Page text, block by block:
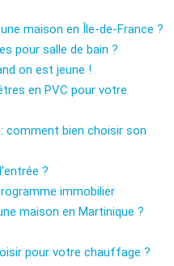
maison en Île-de-France ?
pour salle de bain ?
on est jeune !
en PVC pour votre
comment bien choisir son
?
immobilier
maison en Martinique ?
pour votre chauffage ?